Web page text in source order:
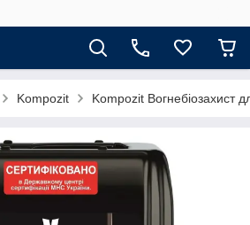
Kompozit Kompozit Вогнебіозахист